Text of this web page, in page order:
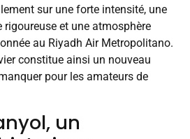
sur une forte intensité, une
et une atmosphère
au Riyadh Air Metropolitano.
constitue ainsi un nouveau
pour les amateurs de
un